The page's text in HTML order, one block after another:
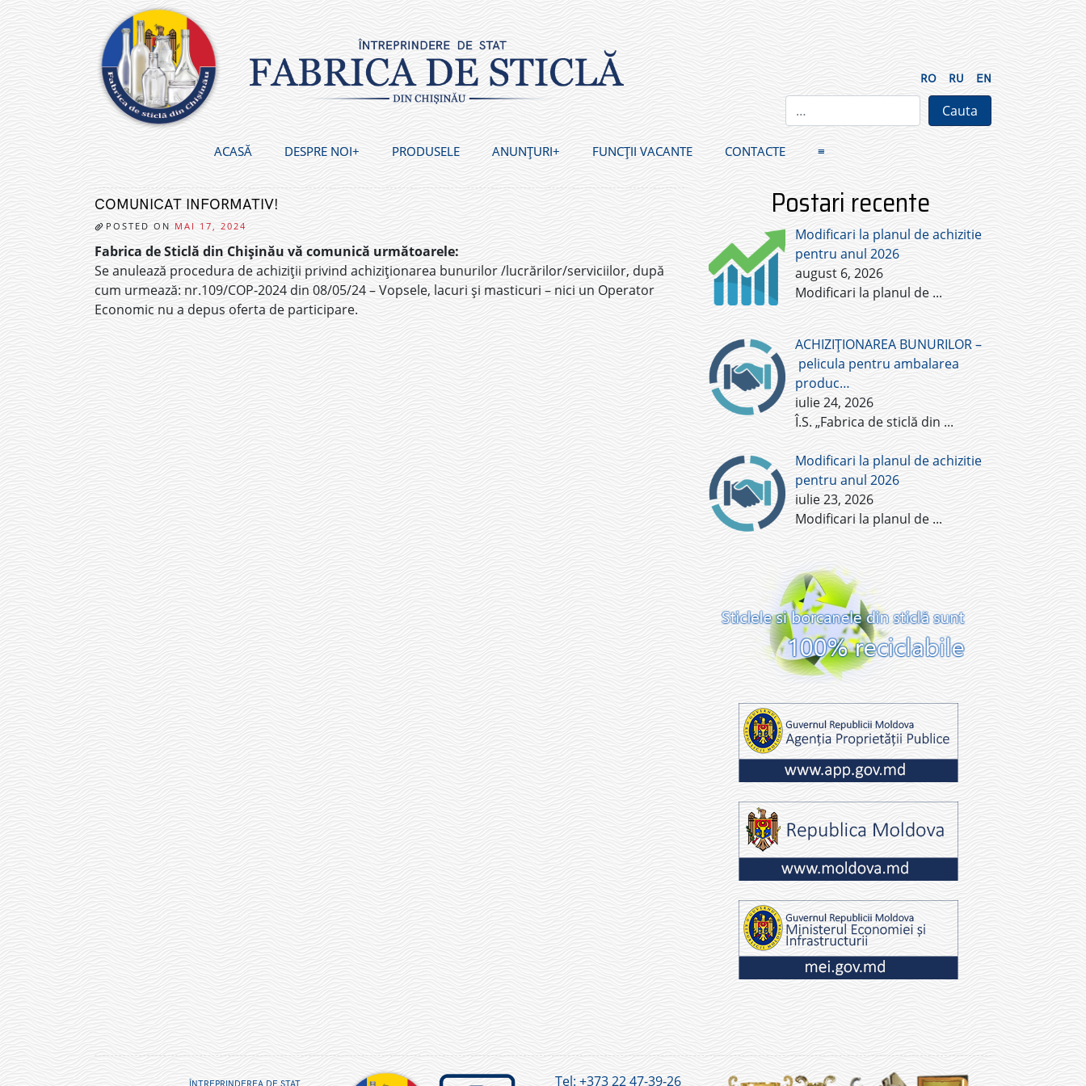
content
RO RU EN
ACASĂ DESPRE NOI PRODUSELE ANUNȚURI FUNCȚII VACANTE CONTACTE ≡
COMUNICAT INFORMATIV!
POSTED ON MAI 17, 2024
Fabrica de Sticlă din Chișinău vă comunică următoarele:
Se anulează procedura de achiziții privind achiziționarea bunurilor /lucrărilor/serviciilor, după
cum urmează: nr.109/COP-2024 din 08/05/24 – Vopsele, lacuri și masticuri – nici un Operator
Economic nu a depus oferta de participare.
Postari recente
Modificari la planul de achizitie
pentru anul 2026
august 6, 2026
Modificari la planul de ...
ACHIZIȚIONAREA BUNURILOR –
pelicula pentru ambalarea
produc…
iulie 24, 2026
Î.S. „Fabrica de sticlă din ...
Modificari la planul de achizitie
pentru anul 2026
iulie 23, 2026
Modificari la planul de ...
ÎNTREPRINDEREA DE STAT Tel: +373 22 47-39-26